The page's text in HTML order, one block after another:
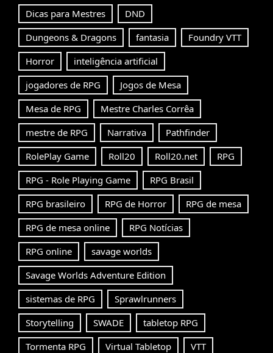
Dicas para Mestres
DND
Dungeons & Dragons
fantasia
Foundry VTT
Horror
inteligência artificial
jogadores de RPG
Jogos de Mesa
Mesa de RPG
Mestre Charles Corrêa
mestre de RPG
Narrativa
Pathfinder
RolePlay Game
Roll20 Roll20.net
RPG
RPG - Role Playing Game
RPG Brasil
RPG brasileiro
RPG de Horror
RPG de mesa
RPG de mesa online
RPG Notícias
RPG online
savage worlds
Savage Worlds Adventure Edition
sistemas de RPG
Sprawlrunners
Storytelling
SWADE
tabletop RPG
Tormenta RPG
Virtual Tabletop
VTT